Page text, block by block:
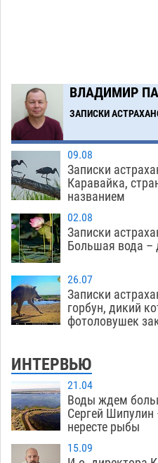
ВЛАДИМИР
ЗАПИСКИ
09.08
Записки
Каравайка,
названием
02.08
Записки
Большая вода –
26.07
Записки
горбун, дикий
фотоловушек
ИНТЕРВЬЮ
21.04
Воды ждем
Сергей Шипулин
нересте рыбы
15.09